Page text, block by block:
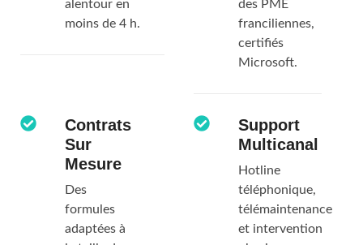
communes
alentour en
informatique
des PME
franciliennes,
certifiés
Contrats
Sur
Mesure
Des
formules
Support
Multicanal
Hotline
téléphonique,
télémaintenance